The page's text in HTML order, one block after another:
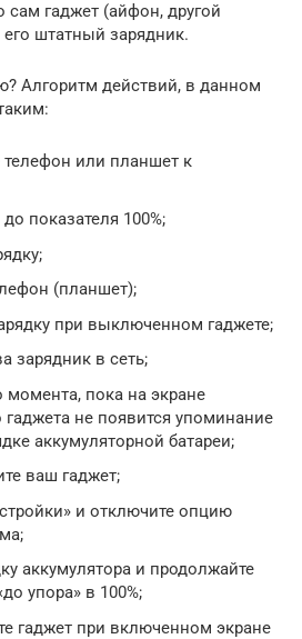
сам гаджет (айфон, другой
штатный зарядник.
Алгоритм действий, в данном
телефон или планшет к
показателя 100%;
(планшет);
при выключенном гаджете;
зарядник в сеть;
момента, пока на экране
не появится упоминание
аккумуляторной батареи;
ваш гаджет;
и отключите опцию
аккумулятора и продолжайте
упора» в 100%;
гаджет при включенном экране